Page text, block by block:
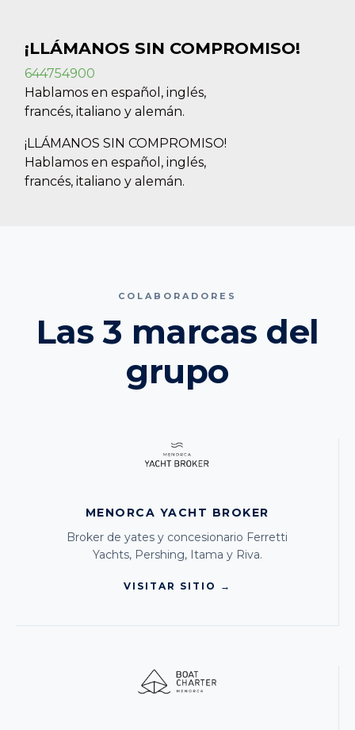
¡LLÁMANOS SIN COMPROMISO!
644754900
Hablamos en español, inglés,
francés, italiano y alemán.
¡LLÁMANOS SIN COMPROMISO!
Hablamos en español, inglés,
francés, italiano y alemán.
COLABORADORES
Las 3 marcas del
grupo
MENORCA YACHT BROKER
Broker de yates y concesionario Ferretti
Yachts, Pershing, Itama y Riva.
VISITAR SITIO →